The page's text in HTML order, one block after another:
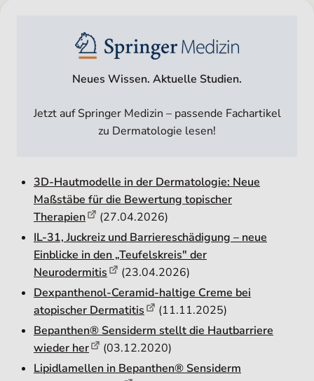
Neues Wissen. Aktuelle Studien.
Jetzt auf Springer Medizin – passende Fachartikel
zu Dermatologie lesen!
3D-Hautmodelle in der Dermatologie: Neue
Maßstäbe für die Bewertung topischer
Therapien
(27.04.2026)
IL-31, Juckreiz und Barriereschädigung – neue
Einblicke in den „Teufelskreis" der
Neurodermitis
(23.04.2026)
Dexpanthenol-Ceramid-haltige Creme bei
atopischer Dermatitis
(11.11.2025)
Bepanthen® Sensiderm stellt die Hautbarriere
wieder her
(03.12.2020)
Lipidlamellen in Bepanthen® Sensiderm